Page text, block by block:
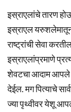
इस्राएलांचे तारण
इस्राएल यरुशलेमातून
राष्ट्रांची सेवा
इस्राएलांप्रमाणे
शेवटचा आदाम आपले
देईल. मग पित्याचे
ज्या पृथ्वीवर येशू